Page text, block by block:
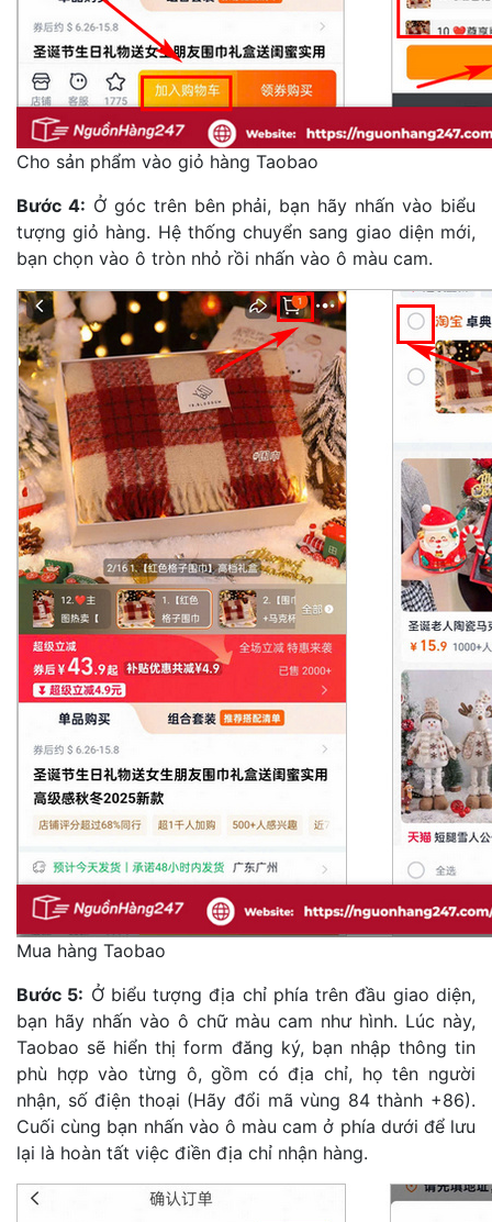
Cho sản phẩm vào giỏ hàng Taobao
Bước 4: Ở góc trên bên phải, bạn hãy nhấn vào biểu
tượng giỏ hàng. Hệ thống chuyển sang giao diện mới,
bạn chọn vào ô tròn nhỏ rồi nhấn vào ô màu cam.
Mua hàng Taobao
Bước 5: Ở biểu tượng địa chỉ phía trên đầu giao diện,
bạn hãy nhấn vào ô chữ màu cam như hình. Lúc này,
Taobao sẽ hiển thị form đăng ký, bạn nhập thông tin
phù hợp vào từng ô, gồm có địa chỉ, họ tên người
nhận, số điện thoại (Hãy đổi mã vùng 84 thành +86).
Cuối cùng bạn nhấn vào ô màu cam ở phía dưới để lưu
lại là hoàn tất việc điền địa chỉ nhận hàng.